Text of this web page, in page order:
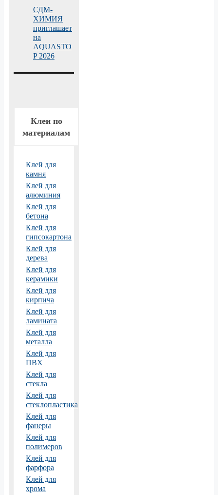
СДМ-
ХИМИЯ
приглашает
на
AQUASTO
P 2026
Клеи по
материалам
Клей для
камня
Клей для
алюминия
Клей для
бетона
Клей для
гипсокартона
Клей для
дерева
Клей для
керамики
Клей для
кирпича
Клей для
ламината
Клей для
металла
Клей для
ПВХ
Клей для
стекла
Клей для
стеклопластика
Клей для
фанеры
Клей для
полимеров
Клей для
фарфора
Клей для
хрома